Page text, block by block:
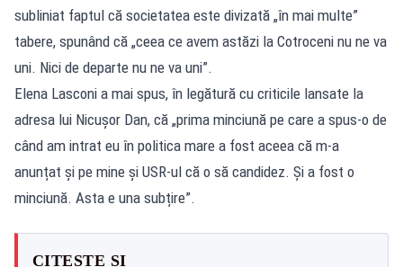
subliniat faptul că societatea este divizată „în mai multe”
tabere, spunând că „ceea ce avem astăzi la Cotroceni nu ne va
uni. Nici de departe nu ne va uni”.
Elena Lasconi a mai spus, în legătură cu criticile lansate la
adresa lui Nicușor Dan, că „prima minciună pe care a spus-o de
când am intrat eu în politica mare a fost aceea că m-a
anunțat și pe mine și USR-ul că o să candidez. Și a fost o
minciună. Asta e una subțire”.
CITEȘTE ȘI